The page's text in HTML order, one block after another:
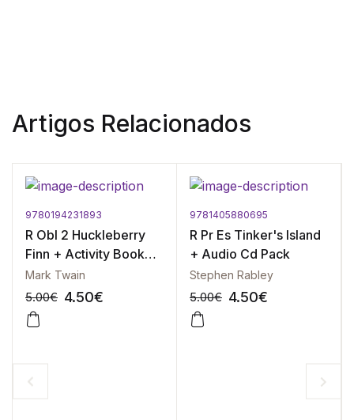
Artigos Relacionados
9780194231893
R Obl 2 Huckleberry
Finn + Activity Book
Pack - Oxford
Bookworms Library 2
Mark Twain
5.00€ 4.50€
-10%
9781405880695
R Pr Es Tinker's Island
+ Audio Cd Pack
Stephen Rabley
5.00€ 4.50€